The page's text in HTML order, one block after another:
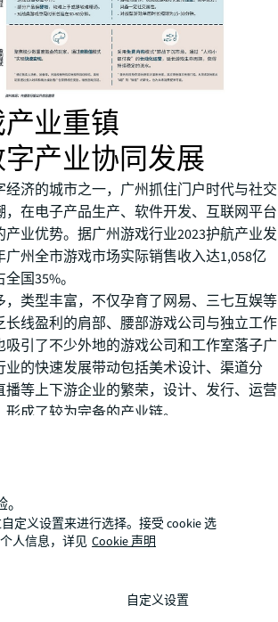
业重镇
产业协同发展
济的城市之一，广州抓住门户时代与社交
，在电子产品生产、软件开发、互联网平台
业优势。据广州游戏行业2023护航产业发
广州全市游戏市场实际销售收入达1,058亿
国35%。
类型丰富，不仅孕育了网易、三七互娱等
线盈利的肩部、腰部游戏公司与独立工作
引了不少外地的游戏公司和工作室落子广
的快速发展带动包括美术设计、渠道分
等上下游企业的繁荣，设计、发行、运营
成了较为完备的产业链。
定义设置来进行选择。接受 cookie 选
人信息，详见 Cookie 声明
自定义设置